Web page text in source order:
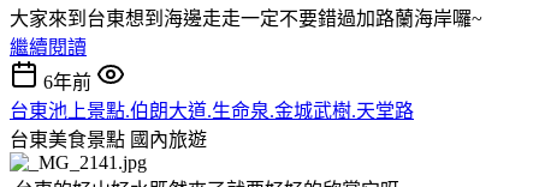
大家來到台東想到海邊走走一定不要錯過加路蘭海岸囉~
繼續閱讀
6年前
台東池上景點.伯朗大道.生命泉.金城武樹.天堂路
台東美食景點 國內旅遊